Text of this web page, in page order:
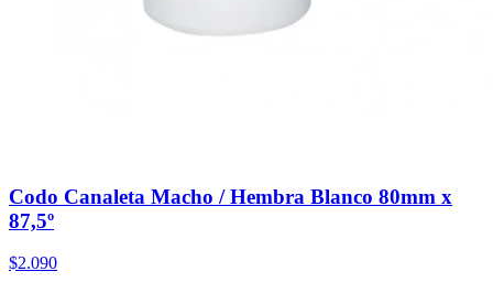
Codo Canaleta Macho / Hembra Blanco 80mm x
87,5º
$2.090